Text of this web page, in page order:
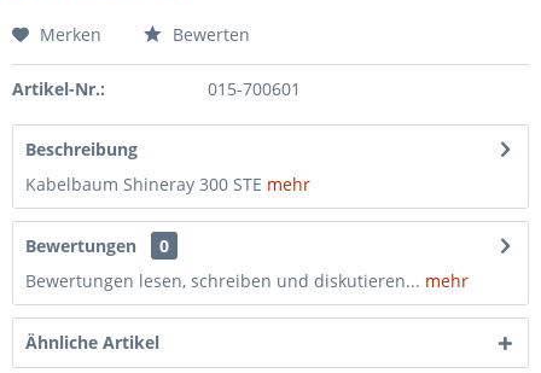
Merken Bewerten
Artikel-Nr.: 015-700601
Beschreibung
Kabelbaum Shineray 300 STE mehr
Bewertungen
0
Bewertungen lesen, schreiben und diskutieren... mehr
Ähnliche Artikel